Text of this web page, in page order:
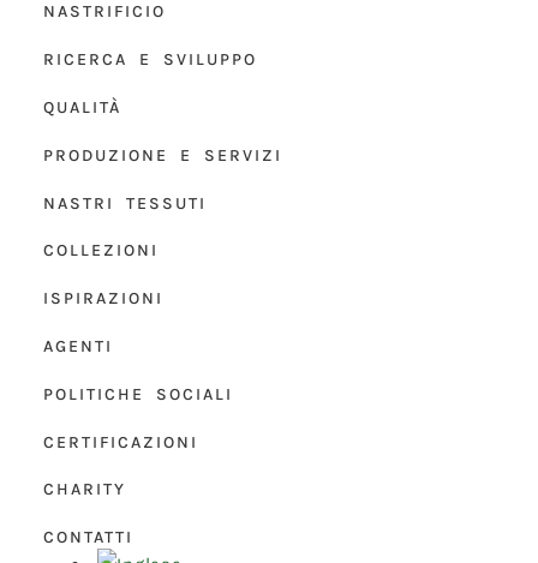
NASTRIFICIO
RICERCA E SVILUPPO
QUALITÀ
PRODUZIONE E SERVIZI
NASTRI TESSUTI
COLLEZIONI
ISPIRAZIONI
AGENTI
POLITICHE SOCIALI
CERTIFICAZIONI
CHARITY
CONTATTI